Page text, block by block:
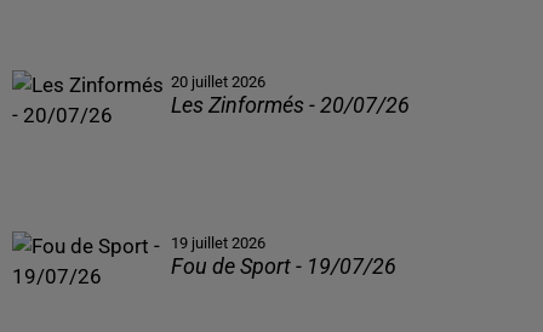
20 juillet 2026
Les Zinformés - 20/07/26
19 juillet 2026
Fou de Sport - 19/07/26